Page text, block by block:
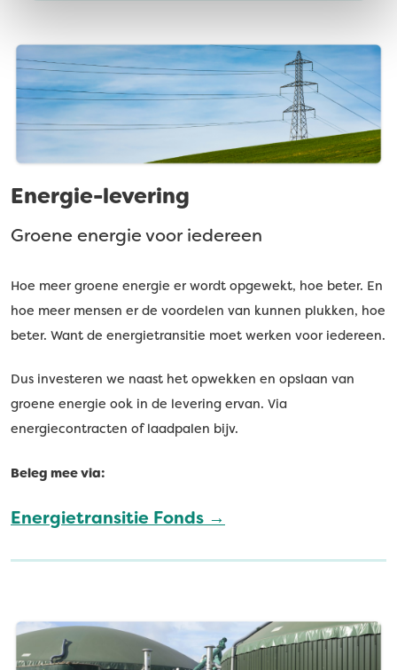
Energie-levering
Groene energie voor iedereen
Hoe meer groene energie er wordt opgewekt, hoe beter. En
hoe meer mensen er de voordelen van kunnen plukken, hoe
beter. Want de energietransitie moet werken voor iedereen.
Dus investeren we naast het opwekken en opslaan van
groene energie ook in de levering ervan. Via
energiecontracten of laadpalen bijv.
Beleg mee via:
Energietransitie Fonds →